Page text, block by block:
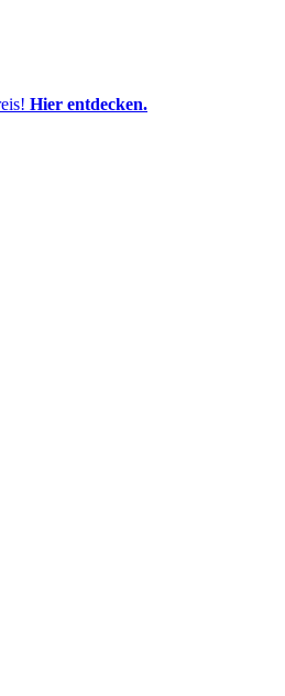
Hier entdecken.